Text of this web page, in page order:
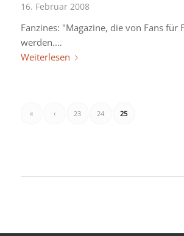
16. Februar 2008
Fanzines: "Magazine, die von Fans für
werden.…
Weiterlesen
« ‹ 23 24 25